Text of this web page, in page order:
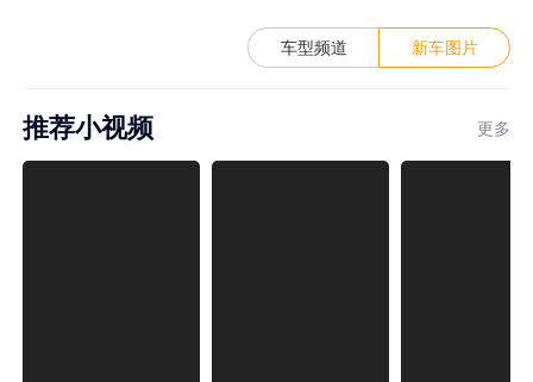
车型频道 新车图片
推荐小视频 更多